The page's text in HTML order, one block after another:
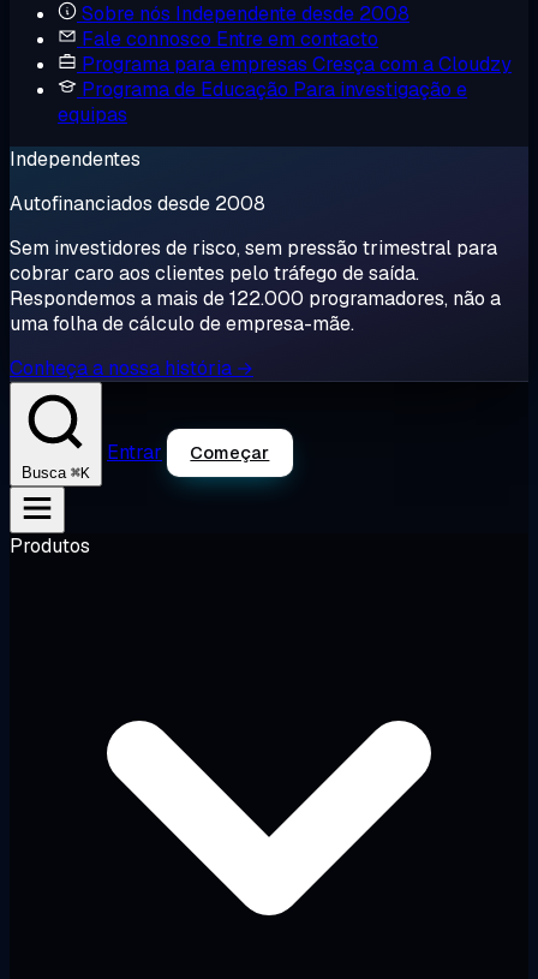
Sobre nós Independente desde 2008
Fale connosco Entre em contacto
Programa para empresas Cresça com a Cloudzy
Programa de Educação Para investigação e
equipas
Independentes
Autofinanciados desde 2008
Sem investidores de risco, sem pressão trimestral para
cobrar caro aos clientes pelo tráfego de saída.
Respondemos a mais de 122.000 programadores, não a
uma folha de cálculo de empresa-mãe.
Conheça a nossa história →
Busca ⌘K
Entrar Começar
Produtos